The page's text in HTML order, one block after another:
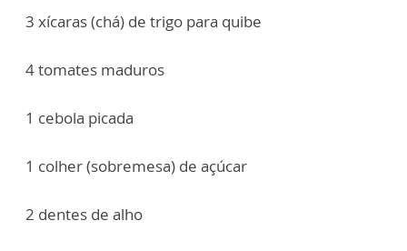
3 xícaras (chá) de trigo para quibe
4 tomates maduros
1 cebola picada
1 colher (sobremesa) de açúcar
2 dentes de alho